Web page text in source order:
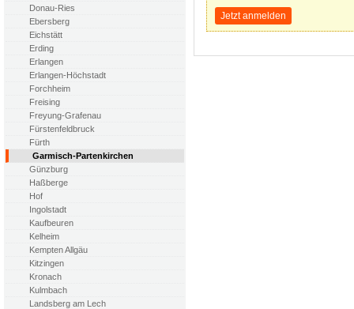
Donau-Ries
Ebersberg
Eichstätt
Erding
Erlangen
Erlangen-Höchstadt
Forchheim
Freising
Freyung-Grafenau
Fürstenfeldbruck
Fürth
Garmisch-Partenkirchen
Günzburg
Haßberge
Hof
Ingolstadt
Kaufbeuren
Kelheim
Kempten Allgäu
Kitzingen
Kronach
Kulmbach
Landsberg am Lech
Jetzt anmelden